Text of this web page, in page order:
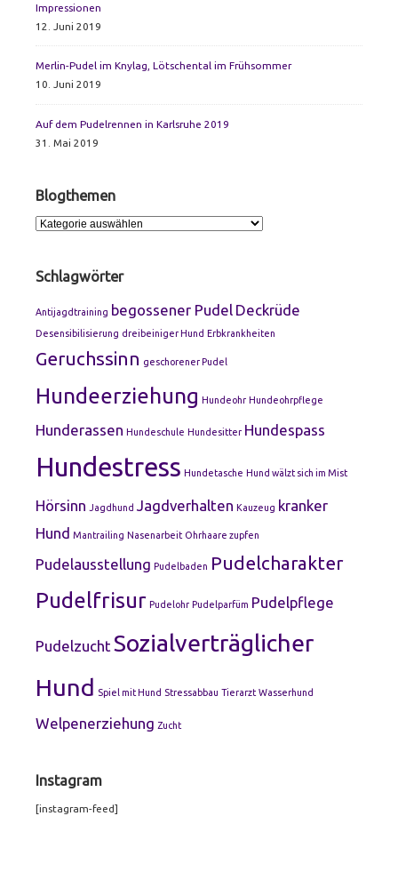
Impressionen
12. Juni 2019
Merlin-Pudel im Knylag, Lötschental im Frühsommer
10. Juni 2019
Auf dem Pudelrennen in Karlsruhe 2019
31. Mai 2019
Blogthemen
Blogthemen
Schlagwörter
Antijagdtraining begossener Pudel Deckrüde
Desensibilisierung dreibeiniger Hund Erbkrankheiten
Geruchssinn geschorener Pudel
Hundeerziehung Hundeohr Hundeohrpflege
Hunderassen Hundeschule Hundesitter Hundespass
Hundestress Hundetasche Hund wälzt sich im Mist
Hörsinn Jagdhund Jagdverhalten Kauzeug kranker
Hund Mantrailing Nasenarbeit Ohrhaare zupfen
Pudelausstellung Pudelbaden Pudelcharakter
Pudelfrisur Pudelohr Pudelparfüm Pudelpflege
Pudelzucht Sozialverträglicher
Hund Spiel mit Hund Stressabbau Tierarzt Wasserhund
Welpenerziehung Zucht
Instagram
[instagram-feed]